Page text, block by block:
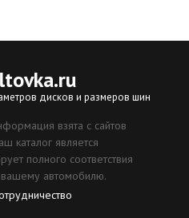
.ru
дисков и размеров шин
взята с сайтов
каталог является
полного соответствия
автомобилю.